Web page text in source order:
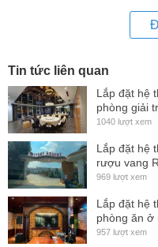
Tin tức liên quan
Lắp đặt hệ
phòng giải
1040 lượt xem
Lắp đặt hệ
rượu vang
969 lượt xem
Lắp đặt hệ
phòng ăn ở
957 lượt xem